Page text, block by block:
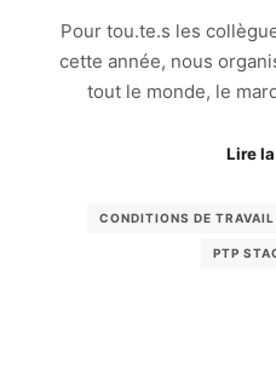
Pour tou.te.s les
cette année, nous
tout le monde, le
Lire
CONDITIONS DE TRAVAIL
PTP